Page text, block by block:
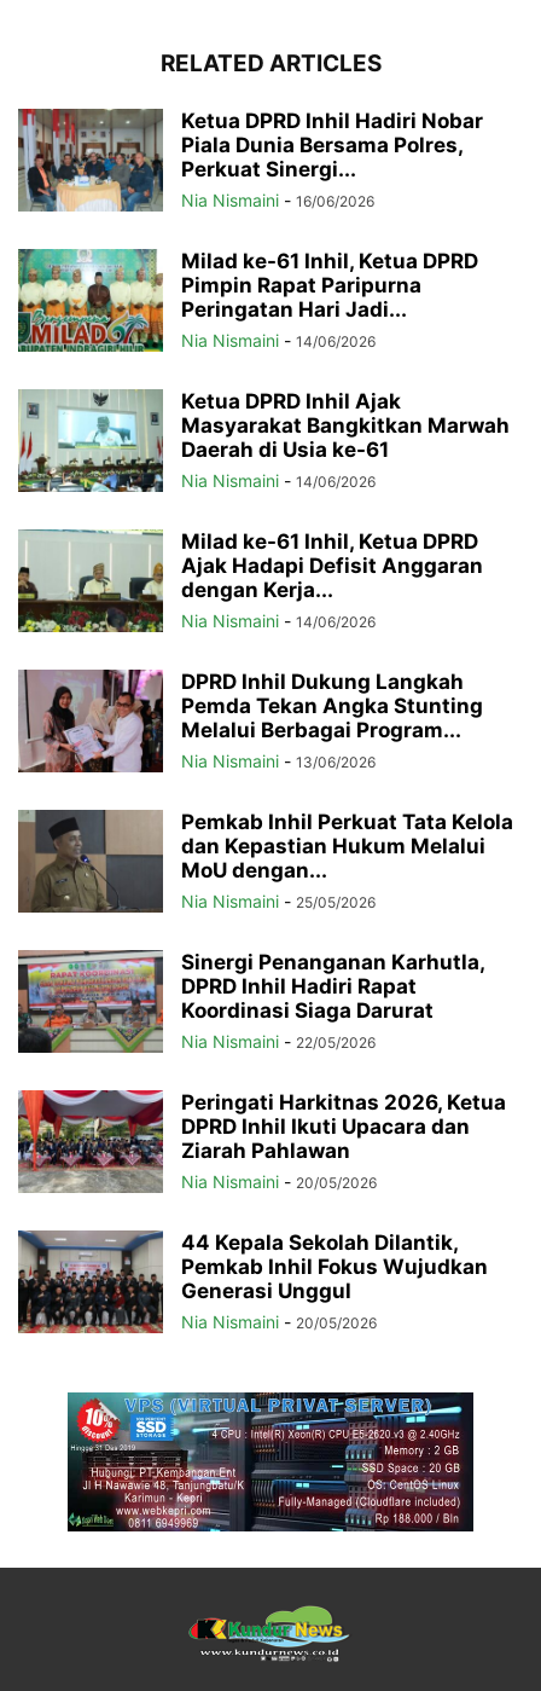
RELATED ARTICLES
Ketua DPRD Inhil Hadiri Nobar
Piala Dunia Bersama Polres,
Perkuat Sinergi...
Nia Nismaini - 16/06/2026
Milad ke-61 Inhil, Ketua DPRD
Pimpin Rapat Paripurna
Peringatan Hari Jadi...
Nia Nismaini - 14/06/2026
Ketua DPRD Inhil Ajak
Masyarakat Bangkitkan Marwah
Daerah di Usia ke-61
Nia Nismaini - 14/06/2026
Milad ke-61 Inhil, Ketua DPRD
Ajak Hadapi Defisit Anggaran
dengan Kerja...
Nia Nismaini - 14/06/2026
DPRD Inhil Dukung Langkah
Pemda Tekan Angka Stunting
Melalui Berbagai Program...
Nia Nismaini - 13/06/2026
Pemkab Inhil Perkuat Tata Kelola
dan Kepastian Hukum Melalui
MoU dengan...
Nia Nismaini - 25/05/2026
Sinergi Penanganan Karhutla,
DPRD Inhil Hadiri Rapat
Koordinasi Siaga Darurat
Nia Nismaini - 22/05/2026
Peringati Harkitnas 2026, Ketua
DPRD Inhil Ikuti Upacara dan
Ziarah Pahlawan
Nia Nismaini - 20/05/2026
44 Kepala Sekolah Dilantik,
Pemkab Inhil Fokus Wujudkan
Generasi Unggul
Nia Nismaini - 20/05/2026